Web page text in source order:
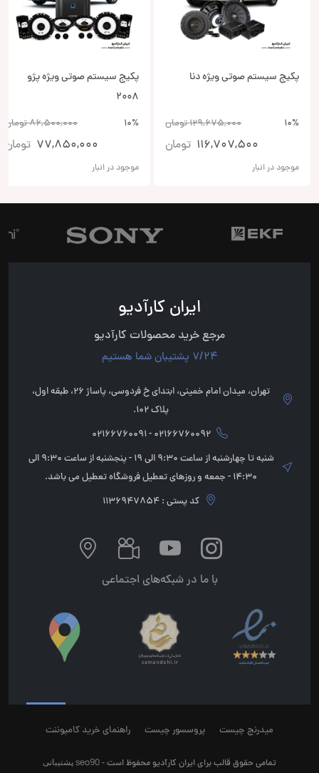
پکیج سیستم صوتی ویژه دنا
10%
129,675,000تومان
116,707,500 تومان
موجود در انبار
پکیج سیستم صوتی ویژه پژو
2008
10%
86,500,000تومان
77,850,000 تومان
موجود در انبار
ایران کارآدیو
مرجع خرید محصولات کارآدیو
7/24 پشتیبان شما هستیم
تهران، میدان امام خمینی، ابتدای خ فردوسی، پاساژ 26، طبقه اول،
پلاک 102.
02166760092 - 02166760091
شنبه تا چهارشنبه از ساعت 9:30 الی 19 - پنجشنبه از ساعت 9:30 الی
14:30 - جمعه و روزهای تعطیل فروشگاه تعطیل می باشد.
کد پستی : 1136947854
با ما در شبکه‌های اجتماعی
میدرنج چیست پروسسور چیست راهنمای خرید کامپوننت
تمامی حقوق قالب برای ایران کارآدیو محفوظ است -seo90پشتیبانی